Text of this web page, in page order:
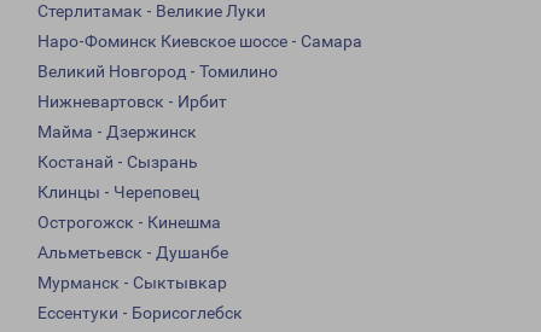
Стерлитамак - Великие Луки
Наро-Фоминск Киевское шоссе - Самара
Великий Новгород - Томилино
Нижневартовск - Ирбит
Майма - Дзержинск
Костанай - Сызрань
Клинцы - Череповец
Острогожск - Кинешма
Альметьевск - Душанбе
Мурманск - Сыктывкар
Ессентуки - Борисоглебск